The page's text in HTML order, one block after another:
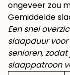
ongeveer zou
Gemiddelde
Een snel
slaapduur
senioren,
slaappatroon